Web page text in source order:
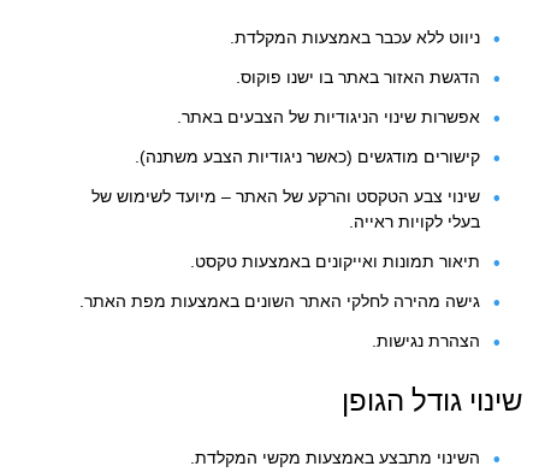
ניווט ללא עכבר באמצעות המקלדת.
הדגשת האזור באתר בו ישנו פוקוס.
אפשרות שינוי הניגודיות של הצבעים באתר.
קישורים מודגשים (כאשר ניגודיות הצבע משתנה).
שינוי צבע הטקסט והרקע של האתר – מיועד לשימוש של
בעלי לקויות ראייה.
תיאור תמונות ואייקונים באמצעות טקסט.
גישה מהירה לחלקי האתר השונים באמצעות מפת האתר.
הצהרת נגישות.
שינוי גודל הגופן
השינוי מתבצע באמצעות מקשי המקלדת.